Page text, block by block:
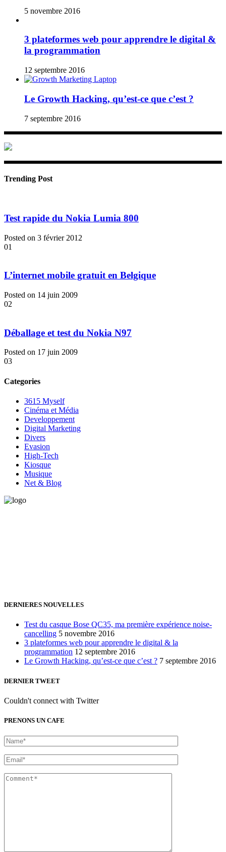
5 novembre 2016
3 plateformes web pour apprendre le digital &
la programmation
12 septembre 2016
Le Growth Hacking, qu’est-ce que c’est ?
7 septembre 2016
Trending Post
Test rapide du Nokia Lumia 800
Posted on 3 février 2012
01
L’internet mobile gratuit en Belgique
Posted on 14 juin 2009
02
Déballage et test du Nokia N97
Posted on 17 juin 2009
03
Categories
3615 Myself
Cinéma et Média
Developpement
Digital Marketing
Divers
Evasion
High-Tech
Kiosque
Musique
Net & Blog
DERNIERES NOUVELLES
Test du casque Bose QC35, ma première expérience noise-
cancelling 5 novembre 2016
3 plateformes web pour apprendre le digital & la
programmation 12 septembre 2016
Le Growth Hacking, qu’est-ce que c’est ? 7 septembre 2016
DERNIER TWEET
Couldn't connect with Twitter
PRENONS UN CAFE